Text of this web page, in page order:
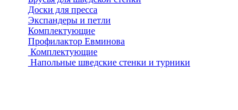
Доски для пресса
Экспандеры и петли
Комплектующие
Профилактор Евминова
Комплектующие
Напольные шведские стенки и турники